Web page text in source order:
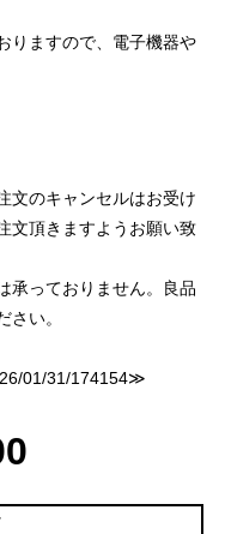
りますので、電子機器や
文のキャンセルはお受け
文頂きますようお願い致
承っておりません。良品
さい。
01/31/174154≫